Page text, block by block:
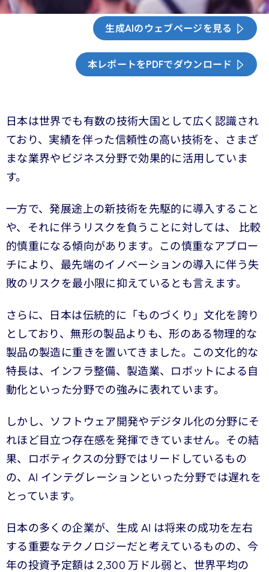
生成AIのウェブページを見る
本レポートをPDFでダウンロード
日本は世界でも有数の技術大国として広く認識され
ており、実績を伴った信頼性の高い技術を、さまざ
まな業界やビジネス分野で効果的に活用していま
す。
一方で、発展途上の新技術を先駆的に導入すること
や、それに伴うリスクを負うことに対しては、 比較
的慎重になる傾向があります。この慎重なアプロー
チにより、最先端のイノベーションの導入に伴う失
敗のリスクを最小限に抑えているとも言えます。
さらに、日本は伝統的に「ものづくり」文化を誇り
としており、無形の製品よりも、形のある物理的な
製品の製造に重きを置いてきました。この文化的な
特長は、インフラ整備、製造業、ロボットによる自
動化といった分野での強みに表れています。
しかし、ソフトウェア開発やデジタル化の分野にそ
れほど目立つ存在感を発揮できていません。その結
果、ロボティクスの分野ではリードしているもの
の、AI インテグレーションといった分野では遅れを
とっています。
日本の多くの企業が、生成 AI は将来の成功を左右
する重要なテクノロジーだと考えているものの、今
年の投資予定額は 2,300 万ドル弱と、世界平均の